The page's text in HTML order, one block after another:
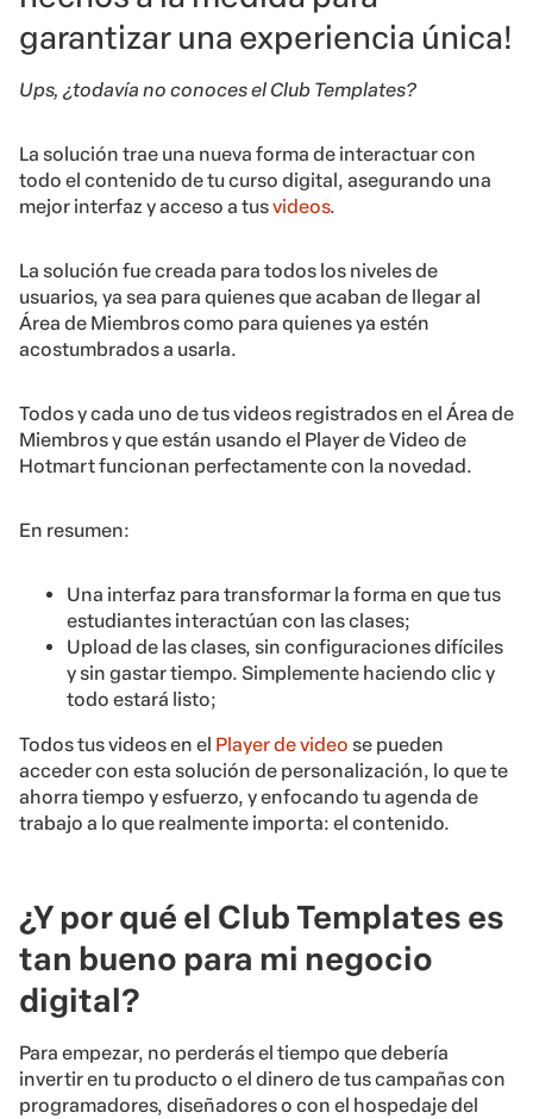
garantizar una experiencia única!
Ups, ¿todavía no conoces el Club Templates?
La solución trae una nueva forma de interactuar con
todo el contenido de tu curso digital, asegurando una
mejor interfaz y acceso a tusvideos.
La solución fue creada para todos los niveles de
usuarios, ya sea para quienes que acaban de llegar al
Área de Miembros como para quienes ya estén
acostumbrados a usarla.
Todos y cada uno de tus videos registrados en el Área de
Miembros y que están usando el Player de Video de
Hotmart funcionan perfectamente con la novedad.
En resumen:
Una interfaz para transformar la forma en que tus
estudiantes interactúan con las clases;
Upload de las clases, sin configuraciones difíciles
y sin gastar tiempo. Simplemente haciendo clic y
todo estará listo;
Todos tus videos en el Player de video se pueden
acceder con esta solución de personalización, lo que te
ahorra tiempo y esfuerzo, y enfocando tu agenda de
trabajo a lo que realmente importa: el contenido.
¿Y por qué el Club Templates es
tan bueno para mi negocio
digital?
Para empezar, no perderás el tiempo que debería
invertir en tu producto o el dinero de tus campañas con
programadores, diseñadores o con el hospedaje del